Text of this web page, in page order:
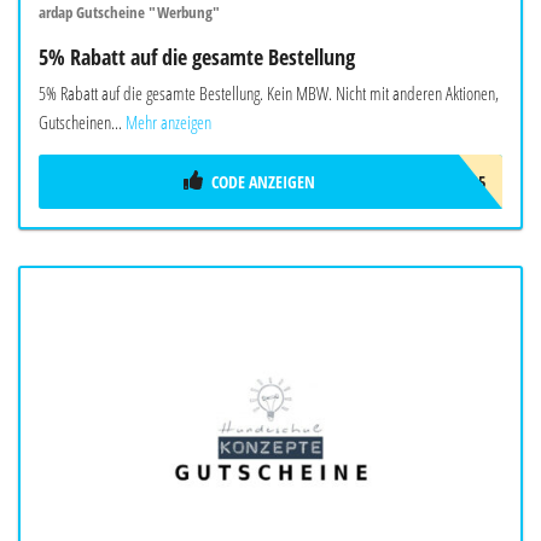
ardap Gutscheine "Werbung"
5% Rabatt auf die gesamte Bestellung
5% Rabatt auf die gesamte Bestellung. Kein MBW. Nicht mit anderen Aktionen,
Gutscheinen... Mehr anzeigen
ARDAP5
CODE ANZEIGEN